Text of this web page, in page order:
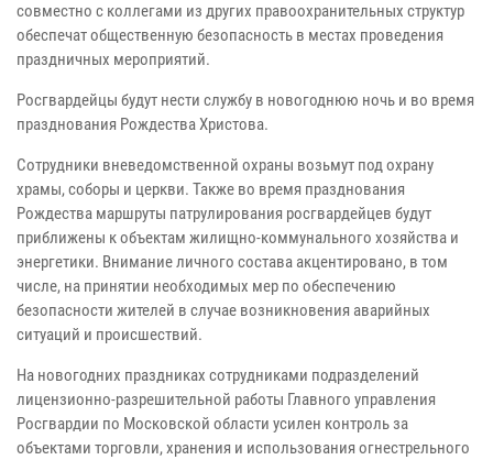
совместно с коллегами из других правоохранительных структур
обеспечат общественную безопасность в местах проведения
праздничных мероприятий.
Росгвардейцы будут нести службу в новогоднюю ночь и во время
празднования Рождества Христова.
Сотрудники вневедомственной охраны возьмут под охрану
храмы, соборы и церкви. Также во время празднования
Рождества маршруты патрулирования росгвардейцев будут
приближены к объектам жилищно-коммунального хозяйства и
энергетики. Внимание личного состава акцентировано, в том
числе, на принятии необходимых мер по обеспечению
безопасности жителей в случае возникновения аварийных
ситуаций и происшествий.
На новогодних праздниках сотрудниками подразделений
лицензионно-разрешительной работы Главного управления
Росгвардии по Московской области усилен контроль за
объектами торговли, хранения и использования огнестрельного